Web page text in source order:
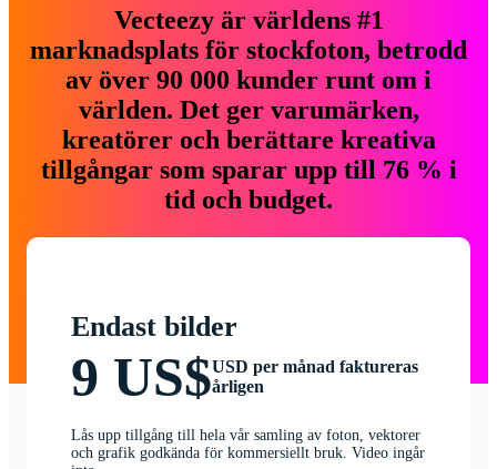
Vecteezy är världens #1
marknadsplats för stockfoton, betrodd
av över 90 000 kunder runt om i
världen. Det ger varumärken,
kreatörer och berättare kreativa
tillgångar som sparar upp till 76 % i
tid och budget.
Endast bilder
9 US$USD per månad faktureras
årligen
Lås upp tillgång till hela vår samling av foton, vektorer
och grafik godkända för kommersiellt bruk. Video ingår